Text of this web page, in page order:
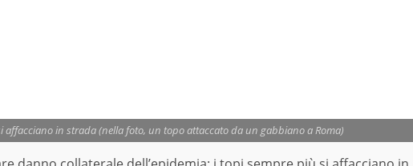
in strada (nella foto, un topo attaccato da un gabbiano a Roma)